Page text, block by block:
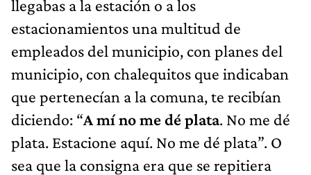
llegabas a la estación o a los
estacionamientos una multitud de
empleados del municipio, con planes del
municipio, con chalequitos que indicaban
que pertenecían a la comuna, te recibían
diciendo: “A mí no me dé plata. No me dé
plata. Estacione aquí. No me dé plata”. O
sea que la consigna era que se repitiera